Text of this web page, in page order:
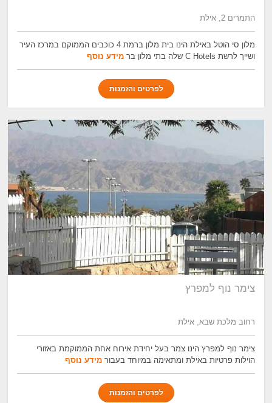
התמרים 2, אילת
מלון סי הוטל באילת הינו בית מלון ברמת 4 כוכבים הממוקם במרכז העיר
ושייך לרשת C Hotels שלה בתי מלון בר
מידע נוסף
לפרטים והזמנות
צימר נוף למפרץ
רחוב מלכת שבא, אילת
צימר נוף למפרץ הינו צמר בעל יחידת אירוח אחת הממוקמת באזורי
הוילות פרטיות באילת ומתאימה במיוחד בעבורמידע נוסף
לפרטים והזמנות